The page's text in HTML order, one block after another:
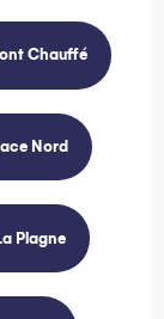
Chauffé
Nord
Plagne